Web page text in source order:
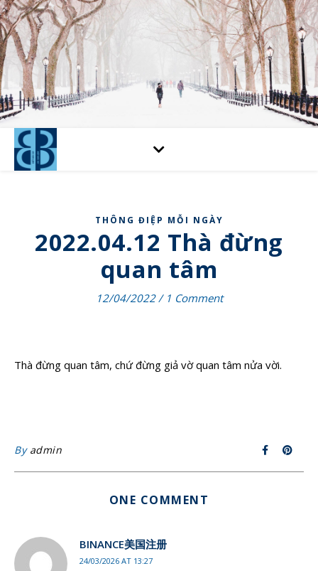
THÔNG ĐIỆP MỖI NGÀY
2022.04.12 Thà đừng
quan tâm
12/04/2022 / 1 Comment
Thà đừng quan tâm, chứ đừng giả vờ quan tâm nửa vời.
By admin
ONE COMMENT
BINANCE美国注册
24/03/2026 AT 13:27